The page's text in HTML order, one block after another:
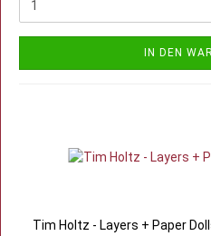
IN DEN
Tim Holtz - Layers + Paper